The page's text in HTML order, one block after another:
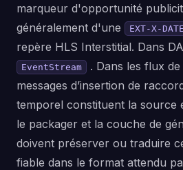
marqueur d'opportunité
généralement d'une
EXT-X-
repère HLS Interstitial. Dans
EventStream
. Dans les flux
messages d’insertion de
temporel constituent la source
le packager et la couche de
doivent préserver ou traduire
fiable dans le format attendu